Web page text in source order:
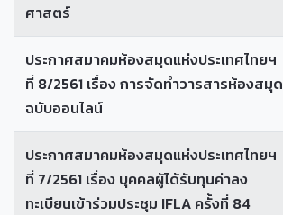
ศาสตร์
ประกาศสมาคมห้องสมุดแห่งประเทศไทยฯ
ที่ 8/2561 เรื่อง การจัดทำวารสารห้องสมุด
ฉบับออนไลน์
ประกาศสมาคมห้องสมุดแห่งประเทศไทยฯ
ที่ 7/2561 เรื่อง บุคคลผู้ได้รับทุนค่าลง
ทะเบียนเข้าร่วมประชุม IFLA ครั้งที่ 84